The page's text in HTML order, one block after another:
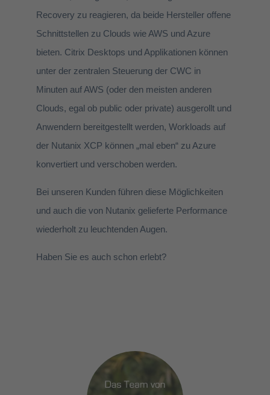
Recovery zu reagieren, da beide Hersteller offene
Schnittstellen zu Clouds wie AWS und Azure
bieten. Citrix Desktops und Applikationen können
unter der zentralen Steuerung der CWC in
Minuten auf AWS (oder den meisten anderen
Clouds, egal ob public oder private) ausgerollt und
Anwendern bereitgestellt werden, Workloads auf
der Nutanix XCP können „mal eben“ zu Azure
konvertiert und verschoben werden.
Bei unseren Kunden führen diese Möglichkeiten
und auch die von Nutanix gelieferte Performance
wiederholt zu leuchtenden Augen.
Haben Sie es auch schon erlebt?